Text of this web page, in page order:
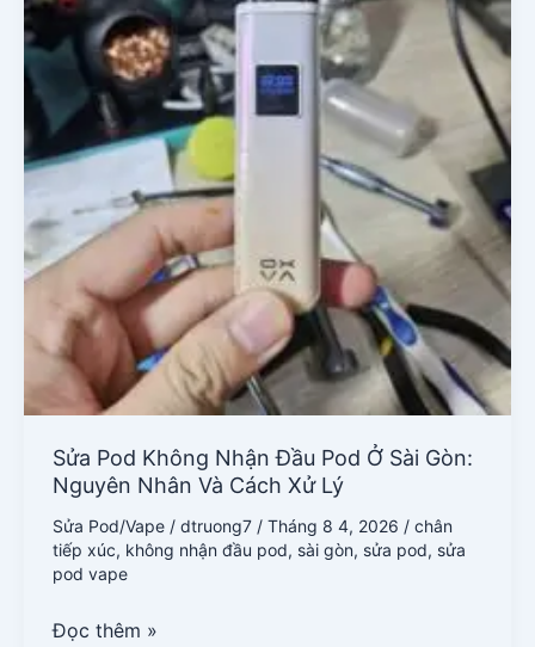
Sửa Pod Không Nhận Đầu Pod Ở Sài Gòn:
Nguyên Nhân Và Cách Xử Lý
Sửa Pod/Vape / dtruong7 / Tháng 8 4, 2026 / chân
tiếp xúc, không nhận đầu pod, sài gòn, sửa pod, sửa
pod vape
Gòn:
Nguyên
Nhân
Và
Cách
Lý
Đọc thêm »